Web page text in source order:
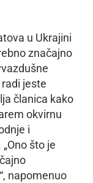
u Ukrajini
značajno
jeste
članica kako
okvirnu
i
što je
napomenuo